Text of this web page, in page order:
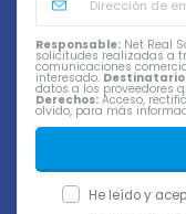
Responsable: Net Real
solicitudes realizadas a
comunicaciones
interesado.
datos a los proveedores
Derechos: Acceso,
olvido, para más
He leído y